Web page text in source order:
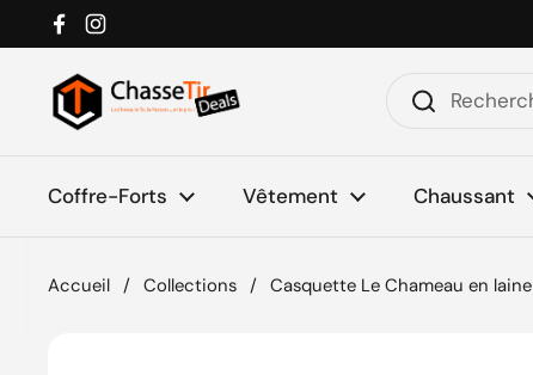
Passer au contenu
Facebook
Instagram
Coffre-Forts Vêtement Chaussant
Accueil / Collections / Casquette Le Chameau en laine